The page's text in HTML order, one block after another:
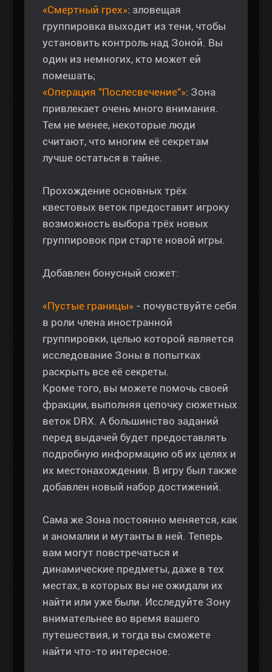
«Смертный грех»: зловещая
группировка выходит из тени, чтобы
установить контроль над Зоной. Вы
один из немногих, кто может ей
помешать;
«Операция "Послесвечение"»: Зона
привлекает очень много внимания.
Тем не менее, некоторые люди
считают, что многим её секретам
лучше остаться в тайне.
Прохождение основных трёх
квестовых веток предоставит игроку
возможность выбора трёх новых
группировок при старте новой игры.
Добавлен бонусный сюжет:
«Пустые границы» - почувствуйте себя
в роли члена иностранной
группировки, целью которой является
исследование Зоны в попытках
раскрыть все её секреты.
Кроме того, вы можете помочь своей
фракции, выполняя цепочку сюжетных
веток DRX. А большинство заданий
перед выдачей будет предоставлять
подробную информацию об их целях и
их местонахождении. В игру был также
добавлен новый набор достижений.
Сама же Зона постоянно меняется, как
и аномалии и мутанты в ней. Теперь
вам могут повстречаться и
динамические предметы, даже в тех
местах, в которых вы не ожидали их
найти или уже были. Исследуйте Зону
внимательнее во время вашего
путешествия, и тогда вы сможете
найти что-то интересное.